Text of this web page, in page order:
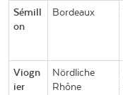
Sémill
on
Bordeaux
Viogn
ier
Nördliche
Rhône